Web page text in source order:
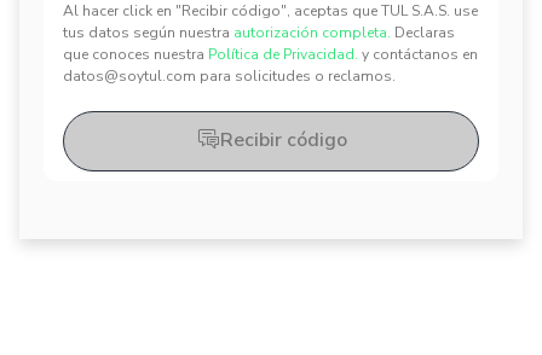
Al hacer click en "Recibir código", aceptas que TUL S.A.S. use
tus datos según nuestra autorización completa. Declaras
que conoces nuestra Política de Privacidad. y contáctanos en
datos@soytul.com para solicitudes o reclamos.
✕
✕
Recibir código